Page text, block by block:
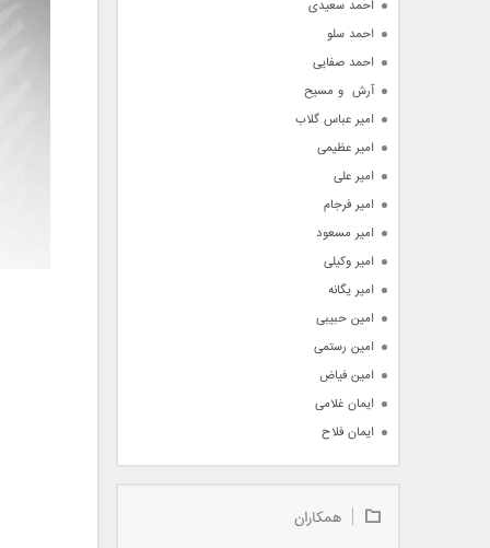
احمد سعیدی
احمد سلو
احمد صفایی
آرش  و مسیح
امیر عباس گلاب
امیر عظیمی
امیر علی
امیر فرجام
امیر مسعود
امیر وکیلی
امیر یگانه
امین حبیبی
امین رستمی
امین فیاض
ایمان غلامی
ایمان فلاح
بابک جهانبخش
بابک مافیهمکاران